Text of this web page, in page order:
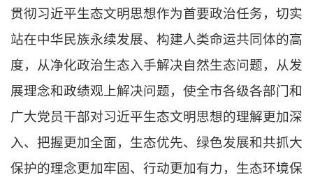
贯彻习近平生态文明思想作为首要政治任务，切实
站在中华民族永续发展、构建人类命运共同体的高
度，从净化政治生态入手解决自然生态问题，从发
展理念和政绩观上解决问题，使全市各级各部门和
广大党员干部对习近平生态文明思想的理解更加深
入、把握更加全面，生态优先、绿色发展和共抓大
保护的理念更加牢固、行动更加有力，生态环境保